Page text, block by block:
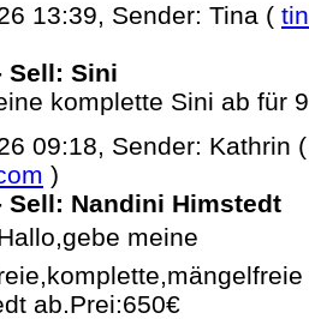
13:39, Sender: Tina (
Sell: Sini
komplette Sini ab für
09:18, Sender: Kathrin
)
Sell: Nandini Himstedt
meine
ab.Prei:650€